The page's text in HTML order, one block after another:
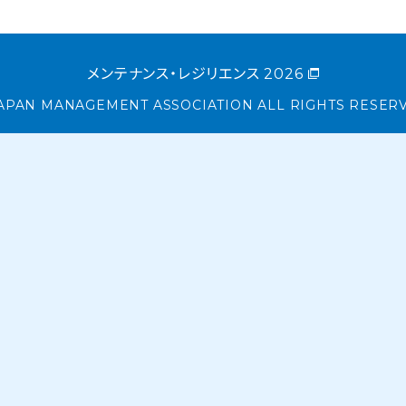
メンテナンス・レジリエンス 2026
MANAGEMENT ASSOCIATION ALL RIGHTS